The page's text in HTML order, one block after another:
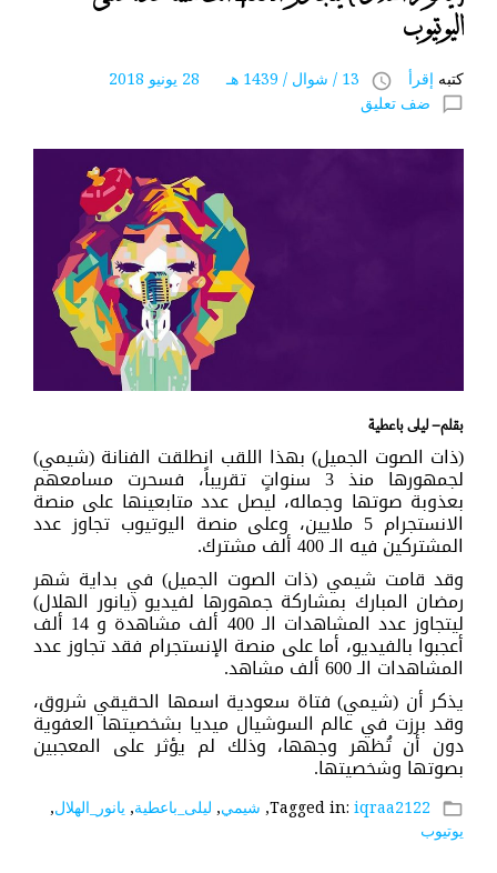
اليوتيوب
كتبه إقرأ access_time 13 / شوال / 1439 هـ 28 يونيو 2018
chat_bubble_outline ضف تعليق
بقلم– ليلى باعطية
(ذات الصوت الجميل) بهذا اللقب انطلقت الفنانة (شيمي)
لجمهورها منذ 3 سنواتٍ تقريباً، فسحرت مسامعهم
بعذوبة صوتها وجماله، ليصل عدد متابعينها على منصة
الانستجرام 5 ملايين، وعلى منصة اليوتيوب تجاوز عدد
المشتركين فيه الـ 400 ألف مشترك.
وقد قامت شيمي (ذات الصوت الجميل) في بداية شهر
رمضان المبارك بمشاركة جمهورها لفيديو (يانور الهلال)
ليتجاوز عدد المشاهدات الـ 400 ألف مشاهدة و 14 ألف
أعجبوا بالفيديو، أما على منصة الإنستجرام فقد تجاوز عدد
المشاهدات الـ 600 ألف مشاهد.
يذكر أن (شيمي) فتاة سعودية اسمها الحقيقي شروق،
وقد برزت في عالم السوشيال ميديا بشخصيتها العفوية
دون أن تُظهر وجهها، وذلك لم يؤثر على المعجبين
بصوتها وشخصيتها.
folder_open
Tagged in: iqraa2122
, شيمي, ليلى_باعطية, يانور_الهلال,
يوتيوب